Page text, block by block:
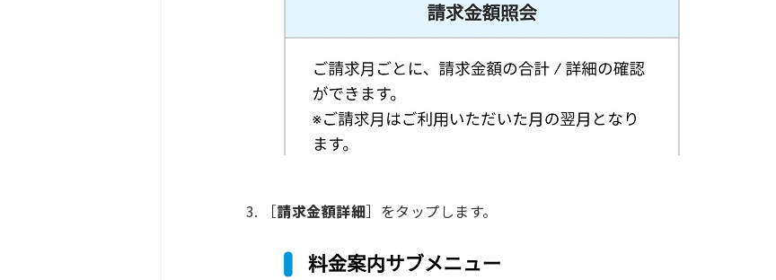
［請求金額詳細］をタップします。